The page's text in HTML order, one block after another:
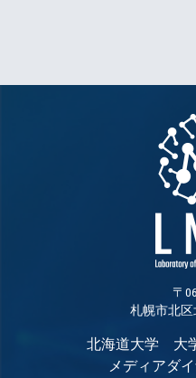
〒
札幌市北区
北海道大学 大
メディアダ